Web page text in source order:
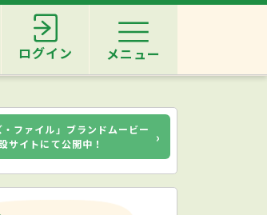
ログイン メニュー
・ファイル」ブランドムービー
サイトにて公開中！
›